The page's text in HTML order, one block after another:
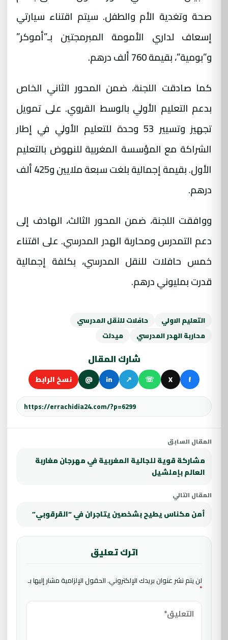
صحة وتغدية الأم والطفل. سيتم اقتناء سيارتي
إسعاف لداري الأمومة المبرمجتين بـ”أموكر”
و”بومية”، بقيمة 760 ألف درهم
.
كما صادقت اللجنة، ضمن المحور الثاني الخاص
بدعم التعليم الأولي بالوسط القروي. على تمويل
تجهيز وتسيير 53 وحدة للتعليم الأولي في إطار
الشراكة مع المؤسسة المغربية للنهوض بالتعليم
الأول. بقيمة إجمالية بلغت سبعة ملايين و425 ألف
درهم.
ووافقت اللجنة، ضمن المحور الثالث، الهادف إلى
دعم التمدرس ومحاربة الهدر المدرسي. على اقتناء
خمس حافلات للنقل المدرسي، بكلفة إجمالية
قدرت بمليوني درهم.
التعليم الاولي
حافلات للنقل المدرسي
محاربة الهدر المدرسي
ميدلت
شارك المقال
f
X
☏
↗
in
@ نسخ الرابط
المقال السابق
مشاركة قوية للجالية المغربية في مهرجان مغاربة
العالم بإملشيل
المقال التالي
أمن مكناس يطيح بشخصين يتاجران في “القرقوبي”
اترك تعليق
لن يتم نشر عنوان بريدك الإلكتروني.الحقول الإلزامية مشار إليها بـ
*